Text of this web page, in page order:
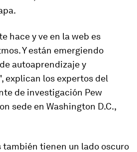
hace y ve en la web es
. Y están emergiendo
autoaprendizaje y
explican los expertos del
de investigación Pew
sede en Washington D.C.,
también tienen un lado oscuro